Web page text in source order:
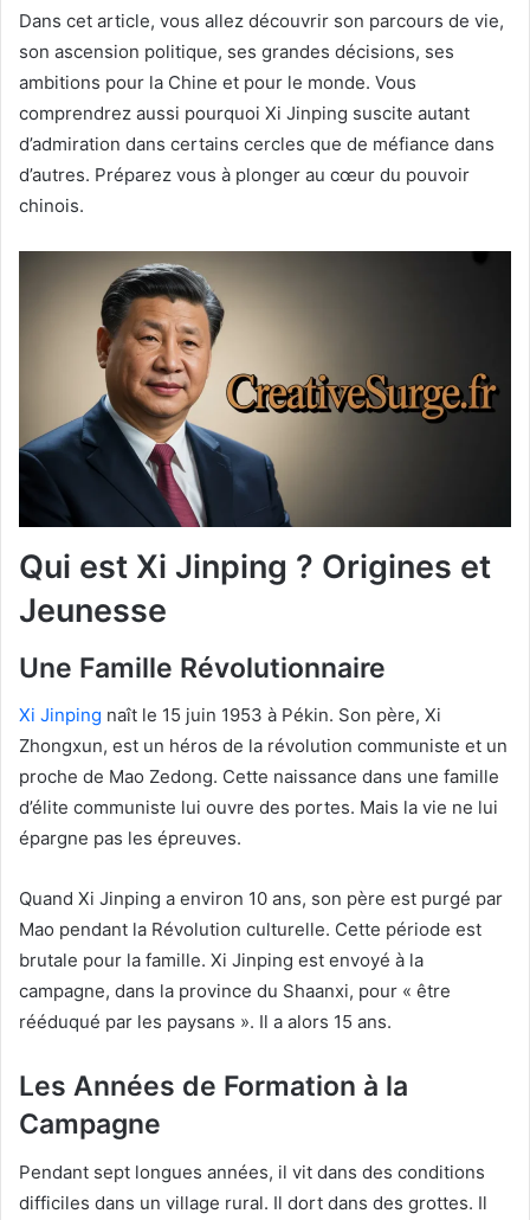
Dans cet article, vous allez découvrir son parcours de vie,
son ascension politique, ses grandes décisions, ses
ambitions pour la Chine et pour le monde. Vous
comprendrez aussi pourquoi Xi Jinping suscite autant
d’admiration dans certains cercles que de méfiance dans
d’autres. Préparez vous à plonger au cœur du pouvoir
chinois.
Qui est Xi Jinping ? Origines et
Jeunesse
Une Famille Révolutionnaire
Xi Jinping naît le 15 juin 1953 à Pékin. Son père, Xi
Zhongxun, est un héros de la révolution communiste et un
proche de Mao Zedong. Cette naissance dans une famille
d’élite communiste lui ouvre des portes. Mais la vie ne lui
épargne pas les épreuves.
Quand Xi Jinping a environ 10 ans, son père est purgé par
Mao pendant la Révolution culturelle. Cette période est
brutale pour la famille. Xi Jinping est envoyé à la
campagne, dans la province du Shaanxi, pour « être
rééduqué par les paysans ». Il a alors 15 ans.
Les Années de Formation à la
Campagne
Pendant sept longues années, il vit dans des conditions
difficiles dans un village rural. Il dort dans des grottes. Il